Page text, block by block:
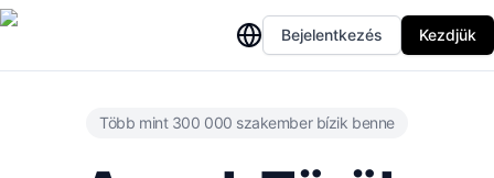
Bejelentkezés Kezdjük
Több mint 300 000 szakember bízik benne